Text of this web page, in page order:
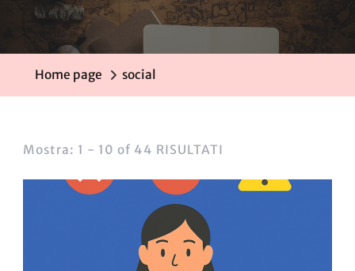
Home page social
Mostra: 1 - 10 of 44 RISULTATI